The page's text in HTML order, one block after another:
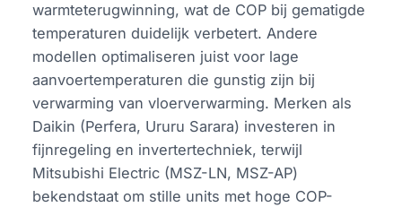
warmteterugwinning, wat de COP bij gematigde
temperaturen duidelijk verbetert. Andere
modellen optimaliseren juist voor lage
aanvoertemperaturen die gunstig zijn bij
verwarming van vloerverwarming. Merken als
Daikin (Perfera, Ururu Sarara) investeren in
fijnregeling en invertertechniek, terwijl
Mitsubishi Electric (MSZ-LN, MSZ-AP)
bekendstaat om stille units met hoge COP-